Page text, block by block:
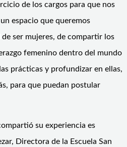
de los cargos para que nos
espacio que queremos
ser mujeres, de compartir los
femenino dentro del mundo
prácticas y profundizar en ellas,
para que puedan postular
su experiencia es
Directora de la Escuela San